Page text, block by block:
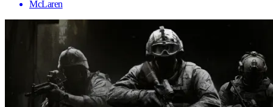
McLaren